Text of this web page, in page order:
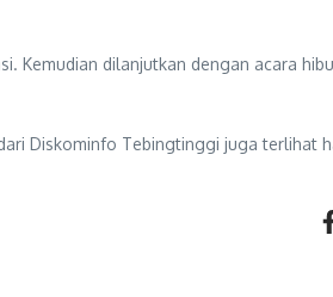
Kemudian dilanjutkan dengan acara
Diskominfo Tebingtinggi juga terlihat